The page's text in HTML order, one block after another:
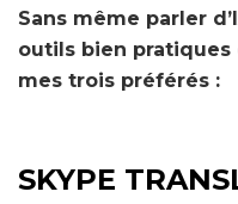
Sans même parler
outils bien
mes trois préférés :
SKYPE